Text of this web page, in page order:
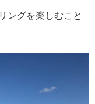
ングを楽しむこと